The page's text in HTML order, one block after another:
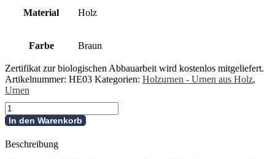
Material Holz
Farbe Braun
Zertifikat zur biologischen Abbauarbeit wird kostenlos mitgeliefert.
Artikelnummer: HE03 Kategorien: Holzurnen - Urnen aus Holz,
Urnen
Holzurne
aus
massivem
Eichenholz
Menge
In den Warenkorb
Beschreibung